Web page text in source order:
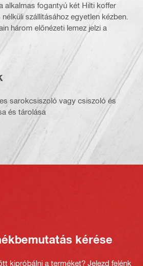
alkalmas fogantyú két Hilti koffer
szállításához egyetlen kézben.
három előnézeti lemez jelzi a
sarokcsiszoló vagy csiszoló és
és tárolása
kérése
kipróbálni a terméket? Jelezd felénk